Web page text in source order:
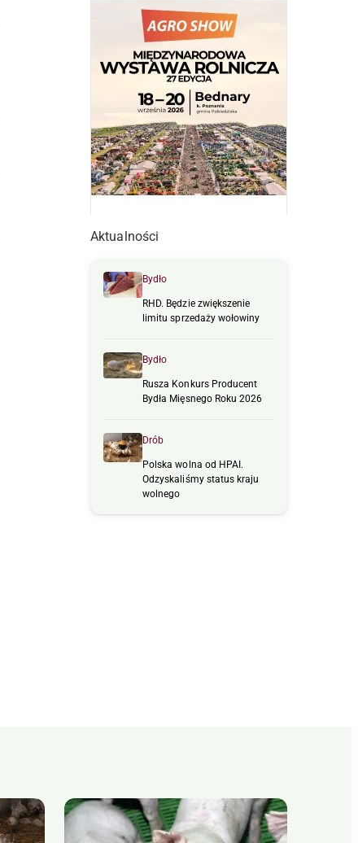
Aktualności
Bydło
RHD. Będzie zwiększenie
limitu sprzedaży wołowiny
Bydło
Rusza Konkurs Producent
Bydła Mięsnego Roku 2026
Drób
Polska wolna od HPAI.
Odzyskaliśmy status kraju
wolnego